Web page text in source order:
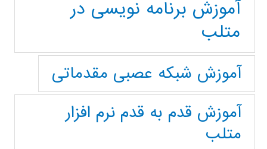
آموزش برنامه نویسی در
متلب
آموزش شبکه عصبی مقدماتی
آموزش قدم به قدم نرم افزار
متلب